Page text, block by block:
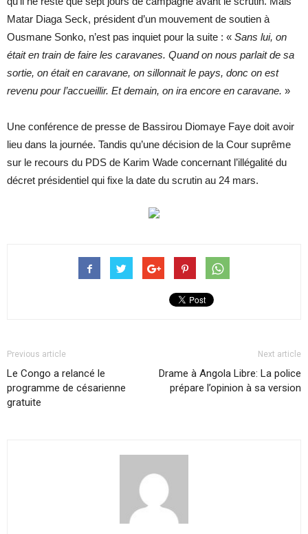
Matar Diaga Seck, président d’un mouvement de soutien à
Ousmane Sonko, n’est pas inquiet pour la suite : « Sans lui, on
était en train de faire les caravanes. Quand on nous parlait de sa
sortie, on était en caravane, on sillonnait le pays, donc on est
revenu pour l’accueillir. Et demain, on ira encore en caravane. »
Une conférence de presse de Bassirou Diomaye Faye doit avoir
lieu dans la journée. Tandis qu’une décision de la Cour suprême
sur le recours du PDS de Karim Wade concernant l’illégalité du
décret présidentiel qui fixe la date du scrutin au 24 mars.
Previous article
Le Congo a relancé le
programme de césarienne
gratuite
Next article
Drame à Angola Libre: La police
prépare l’opinion à sa version